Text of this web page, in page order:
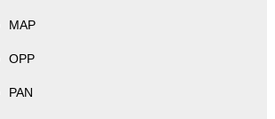
MAP
OPP
PAN